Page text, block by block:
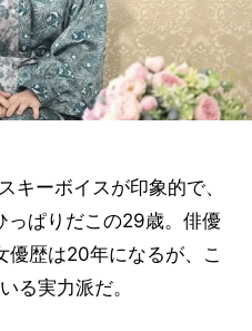
キーボイスが印象的で、
っぱりだこの29歳。俳優
優歴は20年になるが、こ
る実力派だ。